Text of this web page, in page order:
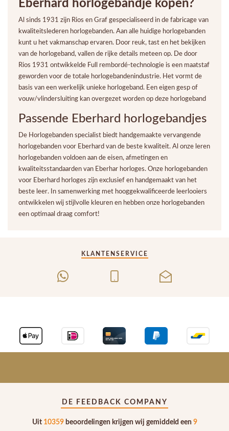
Eberhard horlogebandje kopen?
Al sinds 1931 zijn Rios en Graf gespecialiseerd in de fabricage van
kwaliteitslederen horlogebanden. Aan alle huidige horlogebanden
kunt u het vakmanschap ervaren. Door reuk, tast en het bekijken
van de horlogeband, vallen de rijke details meteen op. De door
Rios 1931 ontwikkelde Full rembordé-technologie is een maatstaf
geworden voor de totale horlogebandenindustrie. Het vormt de
basis van een werkelijk unieke horlogeband. Een eigen gesp of
vouw/vlindersluiting kan overgezet worden op deze horlogeband
Passende Eberhard horlogebandjes
De Horlogebanden specialist biedt handgemaakte vervangende
horlogebanden voor Eberhard van de beste kwaliteit. Al onze leren
horlogebanden voldoen aan de eisen, afmetingen en
kwaliteitsstandaarden van Eberhar horloges. Onze horlogebanden
voor Eberhard horloges zijn exclusief en handgemaakt van het
beste leer. In samenwerking met hooggekwalificeerde leerlooiers
ontwikkelen wij stijlvolle kleuren en hebben onze horlogebanden
een optimaal draag comfort!
KLANTENSERVICE
DE FEEDBACK COMPANY
Uit 10359beoordelingen krijgen wij gemiddeld een 9